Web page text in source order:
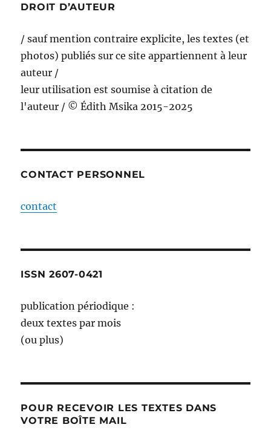
DROIT D’AUTEUR
/ sauf mention contraire explicite, les textes (et
photos) publiés sur ce site appartiennent à leur
auteur /
leur utilisation est soumise à citation de
l'auteur / © Édith Msika 2015-2025
CONTACT PERSONNEL
contact
ISSN 2607-0421
publication périodique :
deux textes par mois
(ou plus)
POUR RECEVOIR LES TEXTES DANS
VOTRE BOÎTE MAIL